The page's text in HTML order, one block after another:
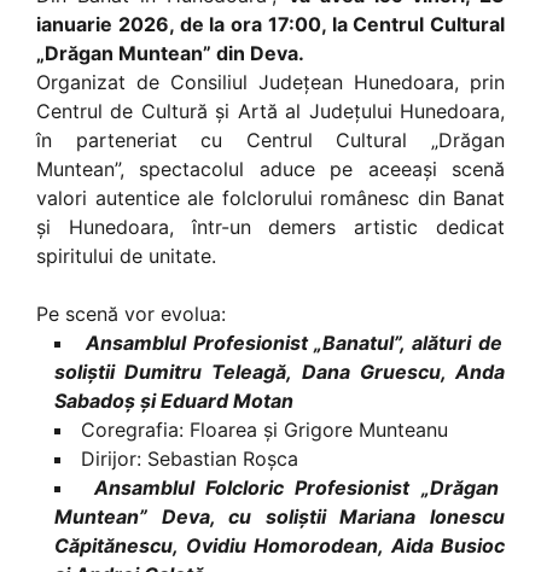
ianuarie 2026, de la ora 17:00, la Centrul Cultural
„Drăgan Muntean” din Deva.
Organizat de Consiliul Județean Hunedoara, prin
Centrul de Cultură și Artă al Județului Hunedoara,
în parteneriat cu Centrul Cultural „Drăgan
Muntean”, spectacolul aduce pe aceeași scenă
valori autentice ale folclorului românesc din Banat
și Hunedoara, într-un demers artistic dedicat
spiritului de unitate.
Pe scenă vor evolua:
Ansamblul Profesionist „Banatul”, alături de
soliștii Dumitru Teleagă, Dana Gruescu, Anda
Sabadoș și Eduard Motan
Coregrafia: Floarea și Grigore Munteanu
Dirijor: Sebastian Roșca
Ansamblul Folcloric Profesionist „Drăgan
Muntean” Deva, cu soliștii Mariana Ionescu
Căpitănescu, Ovidiu Homorodean, Aida Busioc